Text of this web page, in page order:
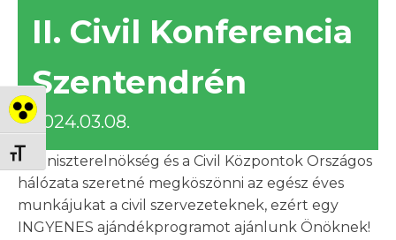
Nagy kontraszt váltása
Betűméret váltása
II. Civil Konferencia
Szentendrén
2024.03.08.
A Miniszterelnökség és a Civil Központok Országos
hálózata szeretné megköszönni az egész éves
munkájukat a civil szervezeteknek, ezért egy
INGYENES ajándékprogramot ajánlunk Önöknek!